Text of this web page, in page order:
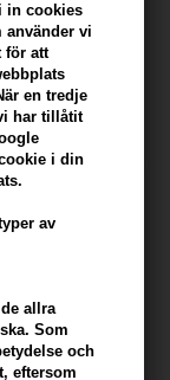
in ​​cookies
använder vi
för att
en tredje
har tillåtit
i din
av
allra
Som
och
eftersom
Body Lotion
SPF50 - 148ml